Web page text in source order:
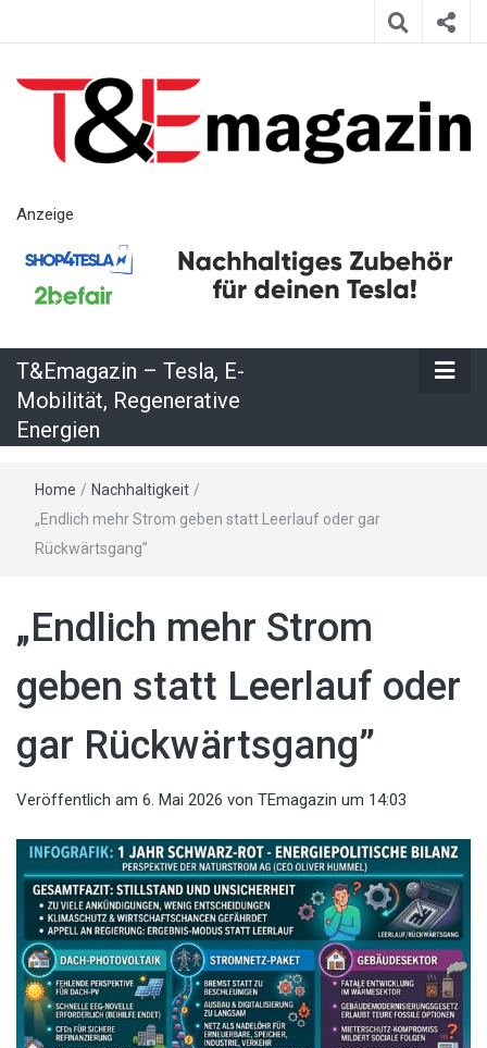
– Tesla, E-
Regenerative
Energien
Anzeige
T&Emagazin – Tesla, E-
Mobilität, Regenerative
Energien
Home / Nachhaltigkeit /
„Endlich mehr Strom geben statt Leerlauf oder gar
Rückwärtsgang”
„Endlich mehr Strom
geben statt Leerlauf oder
gar Rückwärtsgang”
Veröffentlich am 6. Mai 2026 von TEmagazin um 14:03